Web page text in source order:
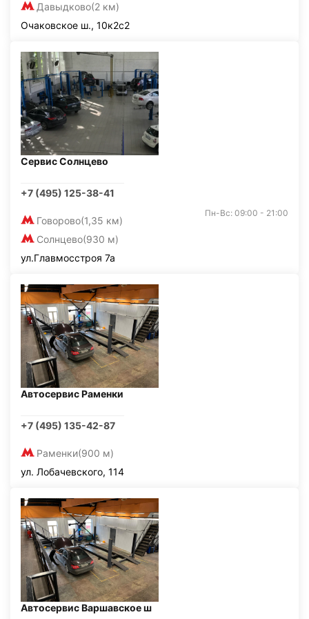
Давыдково(2 км)
Очаковское ш., 10к2с2
Сервис Солнцево
+7 (495) 125-38-41
Говорово(1,35 км)
Солнцево(930 м)
Пн-Вс: 09:00 - 21:00
ул.Главмосстроя 7а
Автосервис Раменки
+7 (495) 135-42-87
Раменки(900 м)
ул. Лобачевского, 114
Автосервис Варшавское ш